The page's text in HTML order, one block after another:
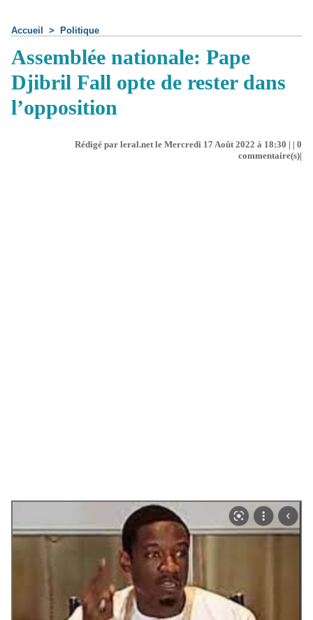
Accueil > Politique
Assemblée nationale: Pape
Djibril Fall opte de rester dans
l’opposition
Rédigé par leral.net le Mercredi 17 Août 2022 à 18:30 | | 0
commentaire(s)|